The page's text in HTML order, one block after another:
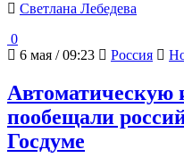
Светлана Лебедева
0
6 мая / 09:23
Россия
Автоматическую
пообещали
Госдуме